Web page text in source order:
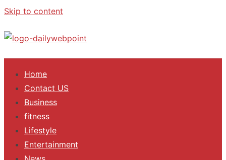
Skip to content
ALL Updates You Need To Know
Home
Contact US
Business
fitness
Lifestyle
Entertainment